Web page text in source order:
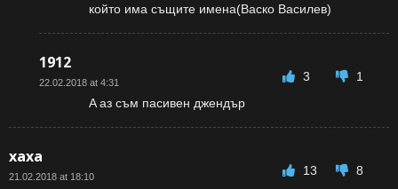
който има същите имена(Васко Василев)
1912
22.02.2018 at 4:31 3
1
A aз съм пасивен джендър
хаха
21.02.2018 at 18:10 13
8